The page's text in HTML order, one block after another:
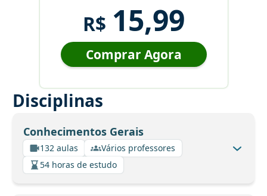
R$ 15,99
Comprar Agora
Disciplinas
Conhecimentos Gerais
132 aulas
Vários professores
54 horas de estudo